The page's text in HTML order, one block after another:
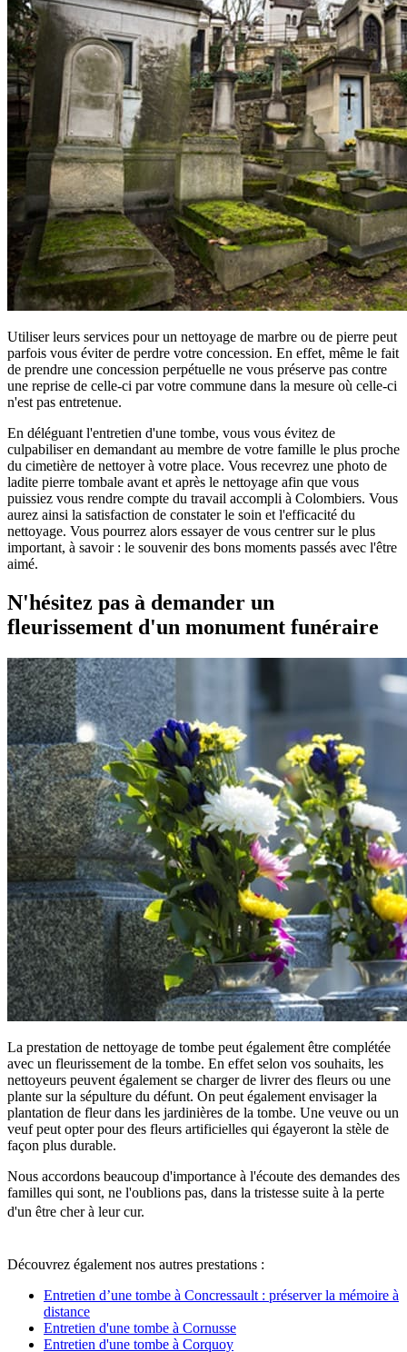
Utiliser leurs services pour un nettoyage de marbre ou de pierre peut
parfois vous éviter de perdre votre concession. En effet, même le fait
de prendre une concession perpétuelle ne vous préserve pas contre
une reprise de celle-ci par votre commune dans la mesure où celle-ci
n'est pas entretenue.
En déléguant l'entretien d'une tombe, vous vous évitez de
culpabiliser en demandant au membre de votre famille le plus proche
du cimetière de nettoyer à votre place. Vous recevrez une photo de
ladite pierre tombale avant et après le nettoyage afin que vous
puissiez vous rendre compte du travail accompli à Colombiers. Vous
aurez ainsi la satisfaction de constater le soin et l'efficacité du
nettoyage. Vous pourrez alors essayer de vous centrer sur le plus
important, à savoir : le souvenir des bons moments passés avec l'être
aimé.
N'hésitez pas à demander un
fleurissement d'un monument funéraire
La prestation de nettoyage de tombe peut également être complétée
avec un fleurissement de la tombe. En effet selon vos souhaits, les
nettoyeurs peuvent également se charger de livrer des fleurs ou une
plante sur la sépulture du défunt. On peut également envisager la
plantation de fleur dans les jardinières de la tombe. Une veuve ou un
veuf peut opter pour des fleurs artificielles qui égayeront la stèle de
façon plus durable.
Nous accordons beaucoup d'importance à l'écoute des demandes des
familles qui sont, ne l'oublions pas, dans la tristesse suite à la perte
d'un être cher à leur cur.
Découvrez également nos autres prestations :
Entretien d’une tombe à Concressault : préserver la mémoire à
distance
Entretien d'une tombe à Cornusse
Entretien d'une tombe à Corquoy